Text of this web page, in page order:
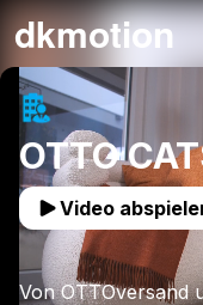
REC
dkmotion
OTTO
Video
Von OTTOversand